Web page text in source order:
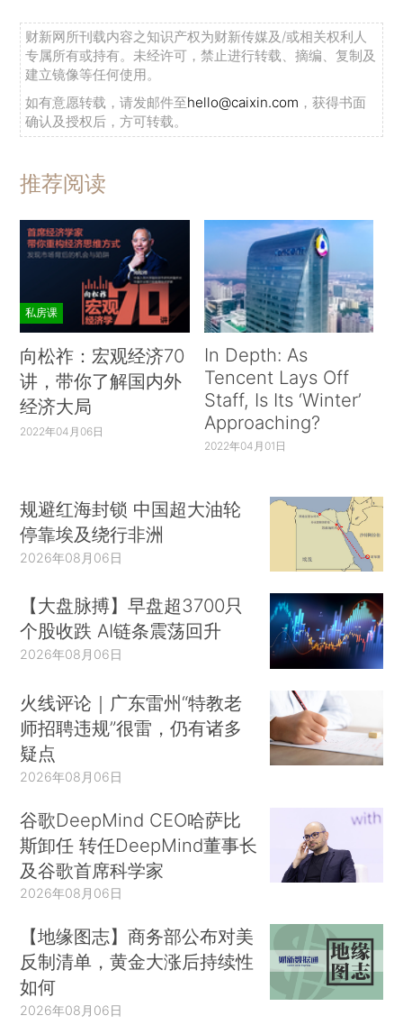
财新网所刊载内容之知识产权为财新传媒及/或相关权利人
专属所有或持有。未经许可，禁止进行转载、摘编、复制及
建立镜像等任何使用。
如有意愿转载，请发邮件至hello@caixin.com ，获得书面
确认及授权后，方可转载。
推荐阅读
私房课
向松祚：宏观经济70
讲，带你了解国内外
经济大局
2022年04月06日
In Depth: As
Tencent Lays Off
Staff, Is Its ‘Winter’
Approaching?
2022年04月01日
规避红海封锁 中国超大油轮
停靠埃及绕行非洲
2026年08月06日
【大盘脉搏】早盘超3700只
个股收跌 AI链条震荡回升
2026年08月06日
火线评论｜广东雷州“特教老
师招聘违规”很雷，仍有诸多
疑点
2026年08月06日
谷歌DeepMind CEO哈萨比
斯卸任 转任DeepMind董事长
及谷歌首席科学家
2026年08月06日
【地缘图志】商务部公布对美
反制清单，黄金大涨后持续性
如何
2026年08月06日